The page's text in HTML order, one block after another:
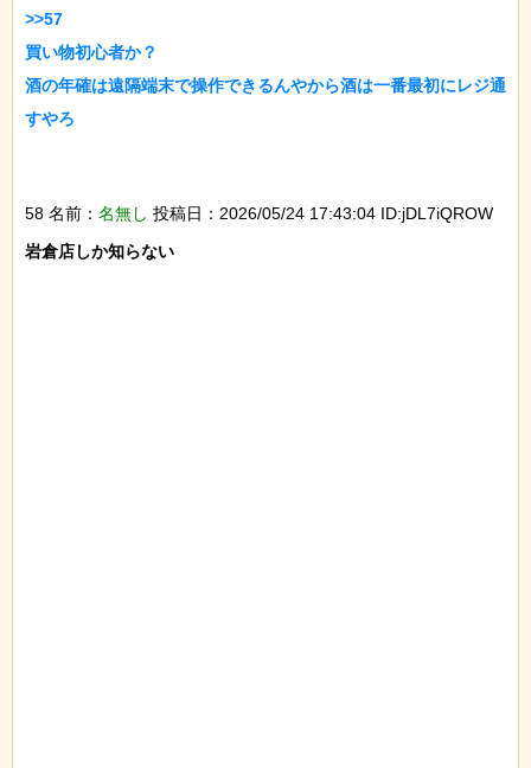
>>57
買い物初心者か？
酒の年確は遠隔端末で操作できるんやから酒は一番最初にレジ通
すやろ
58 名前： 名無し 投稿日：2026/05/24 17:43:04 ID:jDL7iQROW
岩倉店しか知らない